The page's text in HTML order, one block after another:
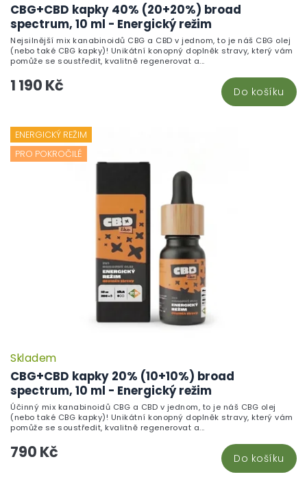
CBG+CBD kapky 40% (20+20%) broad
spectrum, 10 ml - Energický režim
1 190 Kč Do košíku
Nejsilnější mix kanabinoidů CBG a CBD v jednom, to je náš CBG olej
(nebo také CBG kapky)! Unikátní konopný doplněk stravy, který vám
pomůže se soustředit, kvalitně regenerovat a...
ENERGICKÝ REŽIM
PRO POKROČILÉ
CBG+CBD kapky 20% (10+10%) broad
spectrum, 10 ml - Energický režim
Skladem
790 Kč Do košíku
Účinný mix kanabinoidů CBG a CBD v jednom, to je náš CBG olej
(nebo také CBG kapky)! Unikátní konopný doplněk stravy, který vám
pomůže se soustředit, kvalitně regenerovat a...